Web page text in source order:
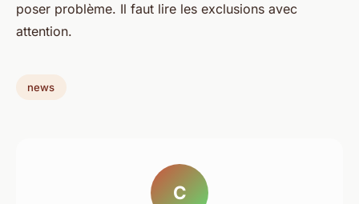
poser problème. Il faut lire les exclusions avec
attention.
news
C